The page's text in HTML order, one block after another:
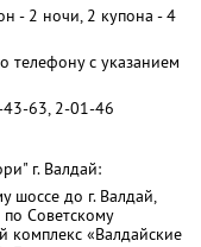
- 2 ночи, 2 купона - 4
с указанием
63, 2-01-46
г. Валдай:
шоссе до г. Валдай,
Советскому
комплекс «Валдайские